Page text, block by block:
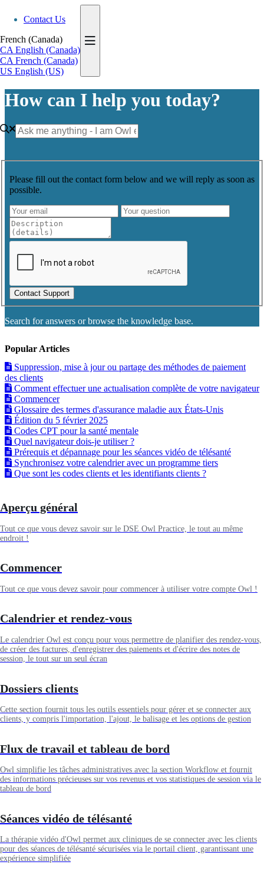
Contact Us
French (Canada)
CA English (Canada)
CA French (Canada)
US English (US)
How can I help you today?
Please fill out the contact form below and we will reply as soon as
possible.
Contact Support
Search for answers or browse the knowledge base.
Popular Articles
Suppression, mise à jour ou partage des méthodes de paiement
des clients
Comment effectuer une actualisation complète de votre navigateur
Commencer
Glossaire des termes d'assurance maladie aux États-Unis
Édition du 5 février 2025
Codes CPT pour la santé mentale
Quel navigateur dois-je utiliser ?
Prérequis et dépannage pour les séances vidéo de télésanté
Synchronisez votre calendrier avec un programme tiers
Que sont les codes clients et les identifiants clients ?
Aperçu général
Tout ce que vous devez savoir sur le DSE Owl Practice, le tout au même
endroit !
Commencer
Tout ce que vous devez savoir pour commencer à utiliser votre compte Owl !
Calendrier et rendez-vous
Le calendrier Owl est conçu pour vous permettre de planifier des rendez-vous,
de créer des factures, d'enregistrer des paiements et d'écrire des notes de
session, le tout sur un seul écran
Dossiers clients
Cette section fournit tous les outils essentiels pour gérer et se connecter aux
clients, y compris l'importation, l'ajout, le balisage et les options de gestion
Flux de travail et tableau de bord
Owl simplifie les tâches administratives avec la section Workflow et fournit
des informations précieuses sur vos revenus et vos statistiques de session via le
tableau de bord
Séances vidéo de télésanté
La thérapie vidéo d'Owl permet aux cliniques de se connecter avec les clients
pour des séances de télésanté sécurisées via le portail client, garantissant une
expérience simplifiée